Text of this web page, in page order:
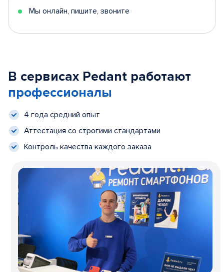
Мы онлайн, пишите, звоните
В сервисах Pedant работают
профессионалы
4 года средний опыт
Аттестация со строгими стандартами
Контроль качества каждого заказа